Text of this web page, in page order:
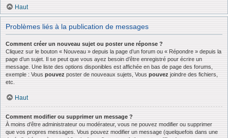
Haut
Problèmes liés à la publication de messages
Comment créer un nouveau sujet ou poster une réponse ?
Cliquez sur le bouton « Nouveau » depuis la page d’un forum ou « Répondre » depuis la
page d’un sujet. Il se peut que vous ayez besoin d’être enregistré pour écrire un
message. Une liste des options disponibles est affichée en bas de page des forums,
exemple : Vous pouvez poster de nouveaux sujets, Vous pouvez joindre des fichiers,
etc.
Haut
Comment modifier ou supprimer un message ?
À moins d’être administrateur ou modérateur, vous ne pouvez modifier ou supprimer
que vos propres messages. Vous pouvez modifier un message (quelquefois dans une